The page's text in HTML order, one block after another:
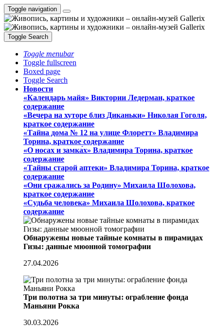
Toggle navigation
Toggle Search
Toggle menubar
Toggle fullscreen
Boxed page
Toggle Search
Новости
«Календарь майя» Виктории Ледерман, краткое
содержание
«Вечера на хуторе близ Диканьки» Николая Гоголя,
краткое содержание
«Тайна дома № 12 на улице Флоретт» Владимира
Торина, краткое содержание
«О носах и замка́х» Владимира Торина, краткое
содержание
«Тайны старой аптеки» Владимира Торина, краткое
содержание
«Они сражались за Родину» Михаила Шолохова,
краткое содержание
«Судьба человека» Михаила Шолохова, краткое
содержание
Обнаружены новые тайные комнаты в пирамидах
Гизы: данные мюонной томографии
27.04.2026
Три полотна за три минуты: ограбление фонда
Маньяни Рокка
30.03.2026